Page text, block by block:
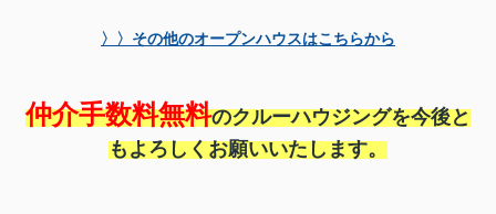
〉〉その他のオープンハウスはこちらから
仲介手数料無料のクルーハウジングを今後と
もよろしくお願いいたします。